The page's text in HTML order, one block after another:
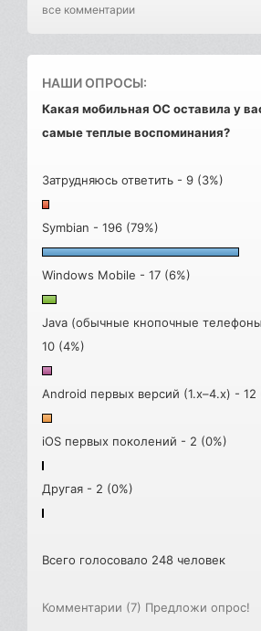
все комментарии
НАШИ ОПРОСЫ:
Какая мобильная ОС оставила у
самые теплые воспоминания?
Затрудняюсь ответить - 9 (3%)
Symbian - 196 (79%)
Windows Mobile - 17 (6%)
Java (обычные кнопочные
10 (4%)
Android первых версий (1.x–4.x) - 12
iOS первых поколений - 2 (0%)
Другая - 2 (0%)
Всего голосовало 248 человек
Комментарии (7) Предложи опрос!